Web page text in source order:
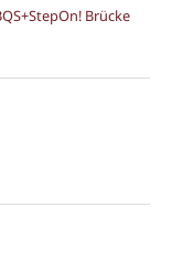
Brücke